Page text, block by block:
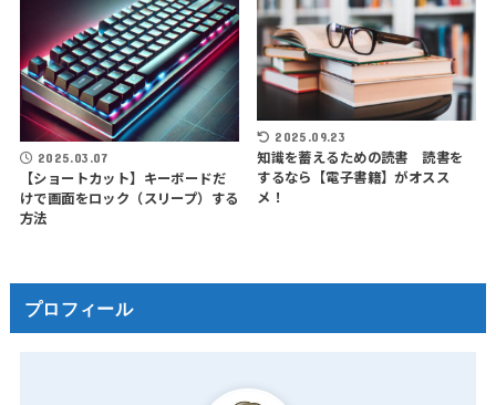
2025.03.07
【ショートカット】キーボードだ
けで画面をロック（スリープ）する
方法
2025.09.23
知識を蓄えるための読書 読書を
するなら【電子書籍】がオスス
メ！
プロフィール